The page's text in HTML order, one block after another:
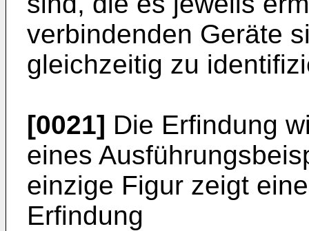
verbindenden Geräte
gleichzeitig zu
[0021] Die Erfindung
eines
einzige Figur zeigt
Erfindung